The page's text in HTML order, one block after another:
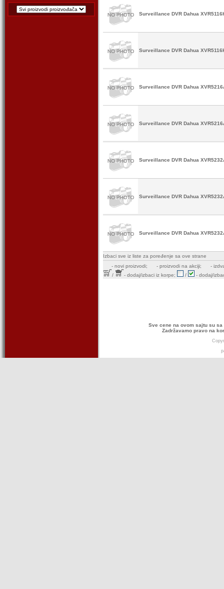
Surveillance DVR Dahua
Surveillance DVR Dahua
Surveillance DVR Dahua
Surveillance DVR Dahua
Surveillance DVR Dahua
Surveillance DVR Dahua
Surveillance DVR Dahua
Izbaci sve iz liste za poređenje sa ove strane
- novi proizvodi; - proizvodi na akciji;
-
/
- dodaj/izbaci iz korpe; / - dodaj/
Sve cene na ovom sajtu su
Zadržavamo pravo na